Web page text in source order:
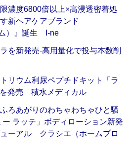
濃度6800倍以上×高浸透密着処
新ヘアケアブランド
ム）』誕生 I-ne
を新発売‐高用量化で投与本数削
リウム利尿ペプチドキット「ラ
発売 積水メディカル
ろあがりのわちゃわちゃひと騒
ー ラッテ」ボディローション新発
ーアル クラシエ（ホームプロ